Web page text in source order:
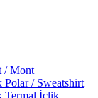
/ Mont
Polar / Sweatshirt
Termal İçlik